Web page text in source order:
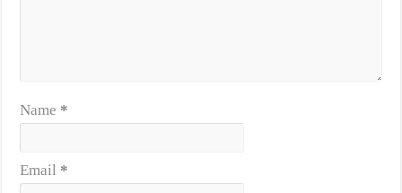
Name *
Email *